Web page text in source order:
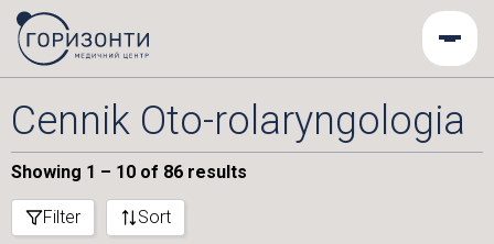
Cennik Oto-rolaryngologia
Showing 1 – 10 of 86 results
Filter Sort